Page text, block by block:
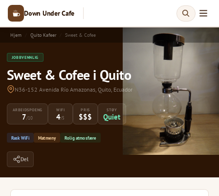
Down Under Cafe
Hjem Quito Kafeer Sweet & Cofee
JOBBVENNLIG
Sweet & Cofee i Quito
N36-152 Avenida Río Amazonas, Quito, Ecuador
ARBEIDSPOENG
7/10
WIFI
4/5
PRIS
$$$
STØY
Quiet
Rask WiFi Matmeny Rolig atmosfære
Del